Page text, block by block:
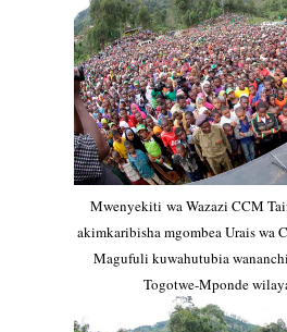
Mwenyekiti wa Wazazi CCM
akimkaribisha mgombea Urais wa
Magufuli kuwahutubia
Togotwe-Mponde